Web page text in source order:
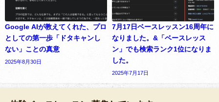
Google AIが教えてくれた、プロ
としての第一歩「ドタキャンし
ない」ことの真意
2025年8月30日
7月17日ベースレッスン16周年に
なりました。&「ベースレッス
ン」でも検索ランク1位になりま
した。
2025年7月17日